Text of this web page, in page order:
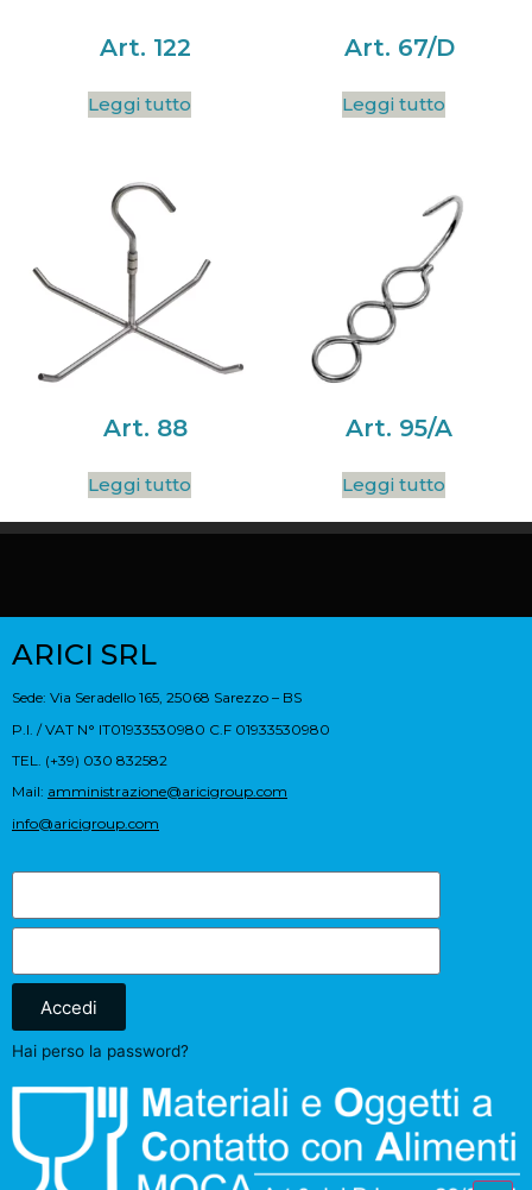
Art. 122
Leggi tutto
Art. 67/D
Leggi tutto
Art. 88
Leggi tutto
Art. 95/A
Leggi tutto
ARICI SRL
Sede: Via Seradello 165, 25068 Sarezzo – BS
P.I. / VAT N° IT01933530980 C.F 01933530980
TEL. (+39) 030 832582
Mail: amministrazione@aricigroup.com
info@aricigroup.com
Accedi
Hai perso la password?